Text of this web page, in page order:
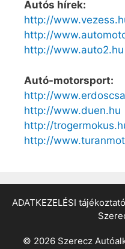
Autós hírek:
http://
http://
http://www.auto2.hu
Autó-motorsport:
http://
http://www.duen.hu
http://
http://
ADATKEZELÉSI tájékoztató
© 2026 Szerecz